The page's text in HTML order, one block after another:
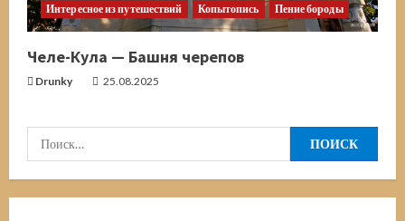
Интересное из путешествий Копытопись Пение бороды
Челе-Кула — Башня черепов
Drunky 25.08.2025
Найти: